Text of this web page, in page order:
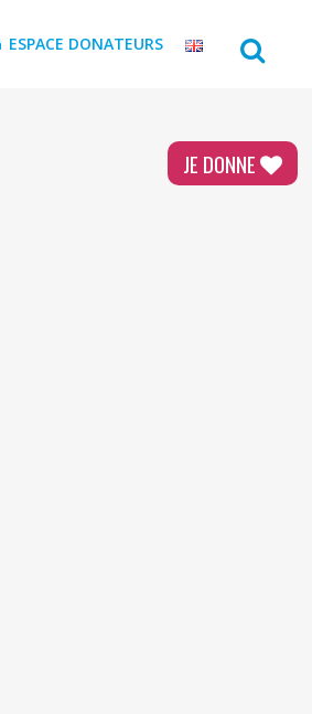
JE DONNE
ESPACE DONATEURS